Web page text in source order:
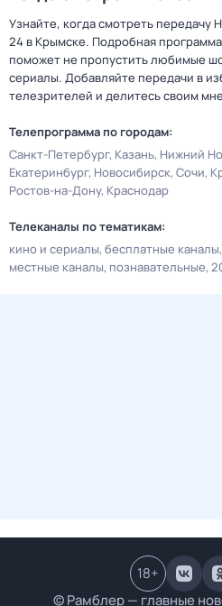
Узнайте, когда смотреть передачу
24 в Крымске. Подробная
поможет не пропустить любимые
сериалы. Добавляйте передачи в
телезрителей и делитесь своим
Телепрограмма по городам:
Санкт-Петербург Казань Нижний
Екатеринбург Новосибирск Сочи
Ростов-на-Дону Краснодар
Телеканалы по тематикам:
кино и сериалы бесплатные каналы
местные каналы познавательные
© Рамблер — главные
18+